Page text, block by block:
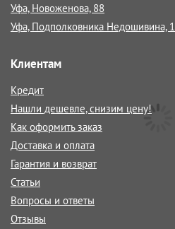
Уфа, Новоженова, 88
Уфа, Подполковника Недошивина, 1
Клиентам
Кредит
Нашли дешевле, снизим цену!
Как оформить заказ
Доставка и оплата
Гарантия и возврат
Статьи
Вопросы и ответы
Отзывы